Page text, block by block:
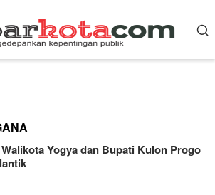
Yogya dan Bupati Kulon Progo